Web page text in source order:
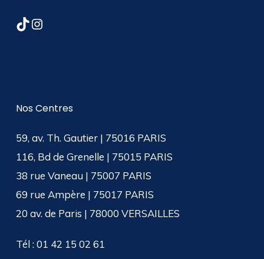
TikTok Instagram
Nos Centres
59, av. Th. Gautier | 75016 PARIS
116, Bd de Grenelle | 75015 PARIS
38 rue Vaneau | 75007 PARIS
69 rue Ampère | 75017 PARIS
20 av. de Paris | 78000 VERSAILLES
Tél : 01 42 15 02 61